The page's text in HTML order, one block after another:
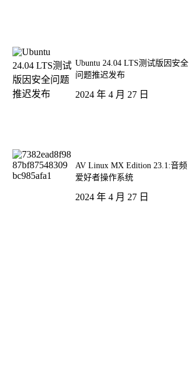
Ubuntu 24.04 LTS测试版因安全
问题推迟发布
2024 年 4 月 27 日
AV Linux MX Edition 23.1:音频
爱好者操作系统
2024 年 4 月 27 日